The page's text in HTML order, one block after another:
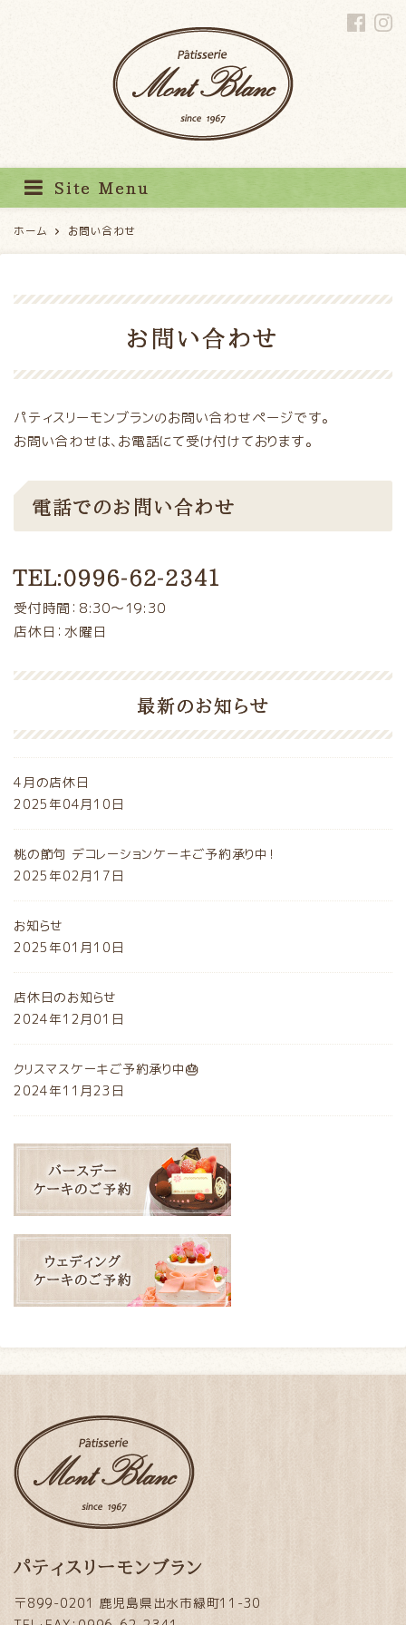
Site Menu
ホーム お問い合わせ
お問い合わせ
パティスリーモンブランのお問い合わせページです。
お問い合わせは、お電話にて受け付けております。
電話でのお問い合わせ
TEL:0996-62-2341
受付時間：8:30～19:30
店休日：水曜日
最新のお知らせ
4月の店休日
2025年04月10日
桃の節句 デコレーションケーキご予約承り中！
2025年02月17日
お知らせ
2025年01月10日
店休日のお知らせ
2024年12月01日
クリスマスケーキご予約承り中🎂
2024年11月23日
パティスリーモンブラン
〒899-0201 鹿児島県出水市緑町11-30